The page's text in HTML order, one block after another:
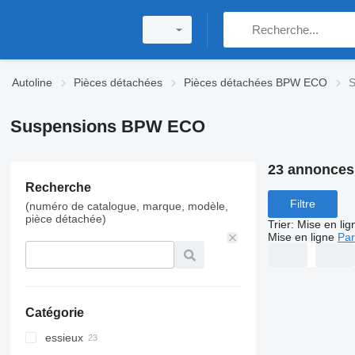
Autoline Pièces détachées Pièces détachées BPW ECO
Suspensions BPW ECO
Recherche
(numéro de catalogue, marque, modèle,
pièce détachée)
Catégorie
essieux
23
Filtre
Trier: Mise en
Mise en ligne